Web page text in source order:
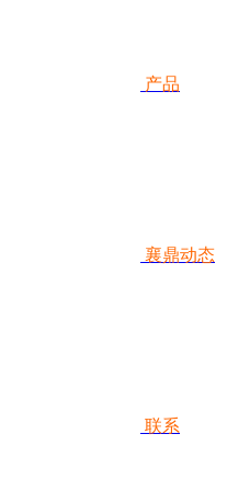
产品
襄鼎动态
联系